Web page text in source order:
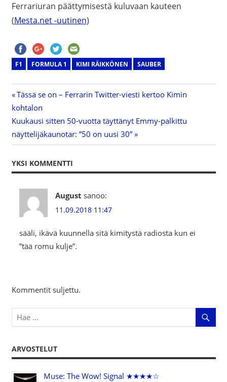
Ferrariuran päättymisestä kuluvaan kauteen
(Mesta.net -uutinen)
F1 FORMULA 1 KIMI RÄIKKÖNEN SAUBER
Artikkelien
selaus
Previous
Post:
Tässä se on – Ferrarin Twitter-viesti kertoo Kimin
kohtalon
Next
Post:
Kuukausi sitten 50-vuotta täyttänyt Emmy-palkittu
näyttelijäkaunotar: ”50 on uusi 30”
YKSI KOMMENTTI
August sanoo:
11.09.2018 11:47
sääli, ikävä kuunnella sitä kimitystä radiosta kun ei
”tää romu kulje”.
Kommentit suljettu.
ARVOSTELUT
Muse: The Wow! Signal ★★★★☆